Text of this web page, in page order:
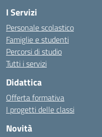
I Servizi
Personale scolastico
Famiglie e studenti
Percorsi di studio
Tutti i servizi
Didattica
Offerta formativa
I progetti delle classi
Novità